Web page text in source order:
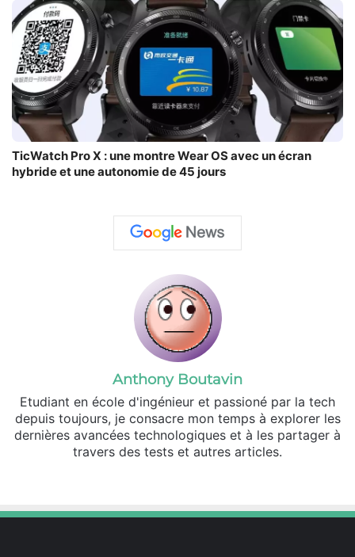
TicWatch Pro X : une montre Wear OS avec un écran
hybride et une autonomie de 45 jours
Anthony Boutavin
Etudiant en école d'ingénieur et passioné par la tech
depuis toujours, je consacre mon temps à explorer les
dernières avancées technologiques et à les partager à
travers des tests et autres articles.